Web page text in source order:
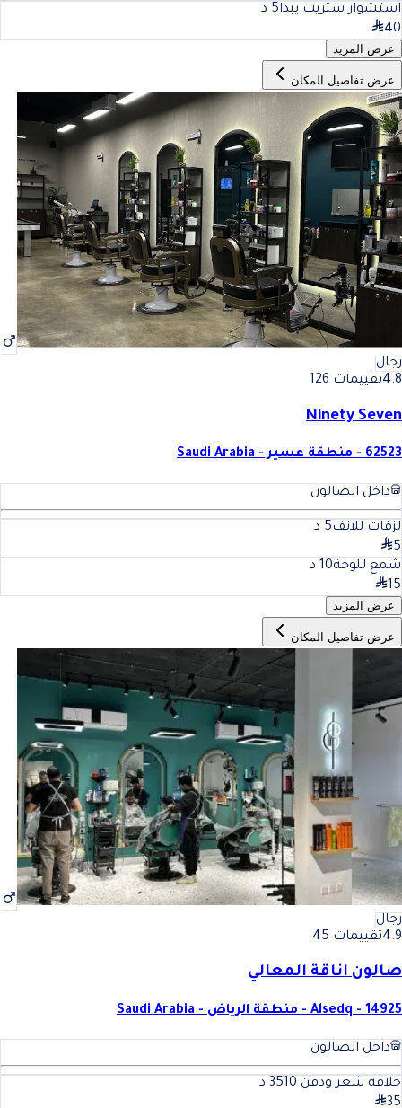
استشوار ستريت يبدا5 د
40
عرض المزيد
عرض تفاصيل المكان
رجال
4.8تقييمات 126
Ninety Seven
62523 - منطقة عسير - Saudi Arabia
داخل الصالون
لزقات للانف5 د
5
شمع للوجة10 د
15
عرض المزيد
عرض تفاصيل المكان
رجال
4.9تقييمات 45
صالون اناقة المعالي
Alsedq - 14925 - منطقة الرياض - Saudi Arabia
داخل الصالون
حلاقة شعر ودقن 35 10
د
35